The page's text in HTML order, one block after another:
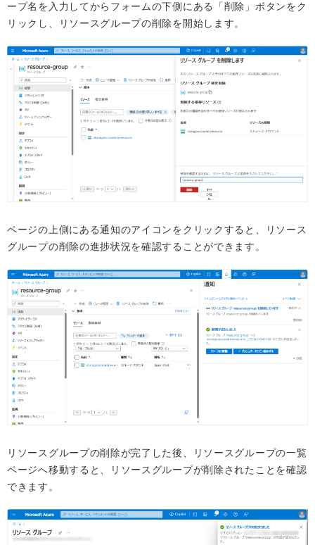
ープ名を入力してからフォームの下側にある「削除」ボタンをク
リックし、リソースグループの削除を開始します。
ページの上側にある通知のアイコンをクリックすると、リソース
グループの削除の進捗状況を確認することができます。
リソースグループの削除が完了した後、リソースグループの一覧
ページへ移動すると、リソースグループが削除されたことを確認
できます。